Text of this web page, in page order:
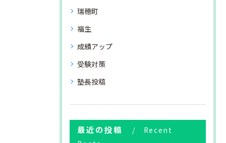
瑞穂町
福生
成績アップ
受験対策
塾長投稿
最近の投稿
Recent